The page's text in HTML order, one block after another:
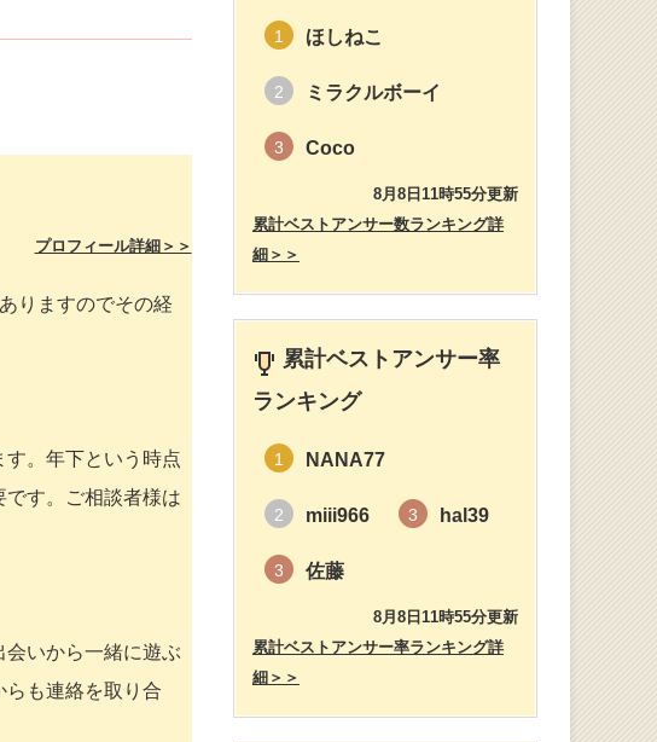
プロフィール詳細＞＞
りますのでその経
。年下という時点
す。ご相談者様は
いから一緒に遊ぶ
も連絡を取り合
1 ほしねこ
2 ミラクルボーイ
3 Coco
8月8日11時55分更新
累計ベストアンサー数ランキング詳
細＞＞
累計ベストアンサー率
ランキング
1 NANA77
2 miii966 3 hal39
3 佐藤
8月8日11時55分更新
累計ベストアンサー率ランキング詳
細＞＞